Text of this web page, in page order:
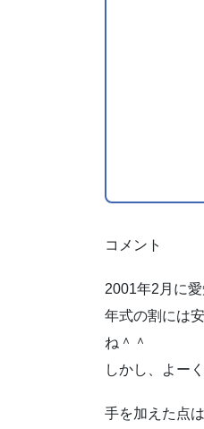
コメント
2001年2月に
年式の割には
ね＾＾
しかし、よー
手を加えた点は